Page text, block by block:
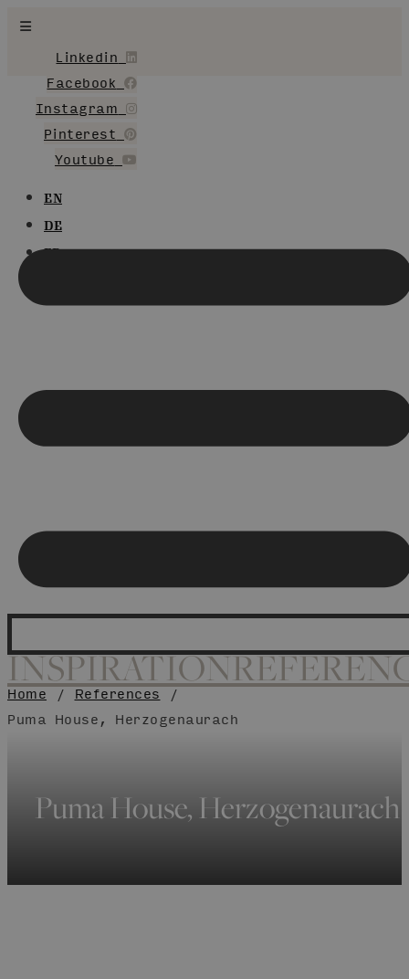
Videre
indhold
Linkedin
Facebook
Instagram
Pinterest
Youtube
EN
DE
INSPIRATION
Home / References /
Puma House, Herzogenaurach
Puma House, Herzogenaurach